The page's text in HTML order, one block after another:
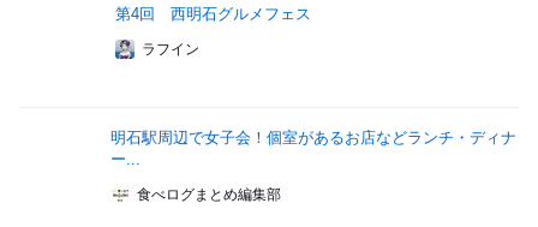
第4回 西明石グルメフェス
ラフイン
明石駅周辺で女子会！個室があるお店などランチ・ディナ
ー...
食べログまとめ編集部